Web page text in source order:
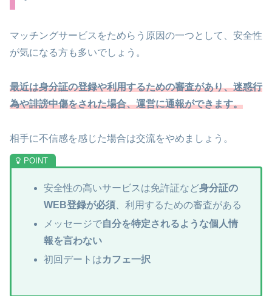
マッチングサービスをためらう原因の一つとして、安全性
が気になる方も多いでしょう。
最近は身分証の登録や利用するための審査があり、迷惑行
為や誹謗中傷をされた場合、運営に通報ができます。
相手に不信感を感じた場合は交流をやめましょう。
安全性の高いサービスは免許証など身分証の
WEB登録が必須 、利用するための審査がある
メッセージで自分を特定されるような個人情
報を言わない
初回デートはカフェ一択